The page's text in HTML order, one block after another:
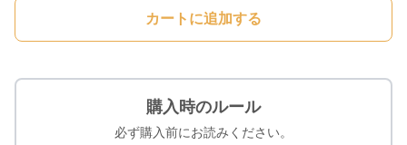
カートに追加する
購入時のルール
必ず購入前にお読みください。